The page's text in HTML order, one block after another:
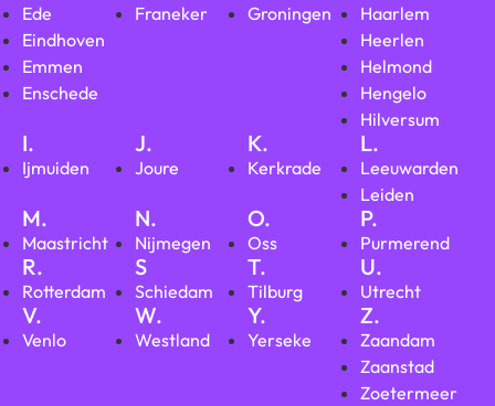
Ede
Eindhoven
Emmen
Enschede
Franeker Groningen
Haarlem
Heerlen
Helmond
Hengelo
Hilversum
I.
Ijmuiden
J.
Joure
K.
Kerkrade
L.
Leeuwarden
Leiden
M.
Maastricht
N.
Nijmegen
O.
Oss
P.
Purmerend
R.
Rotterdam
S
Schiedam
T.
Tilburg
U.
Utrecht
V.
Venlo
W.
Westland
Y.
Yerseke
Z.
Zaandam
Zaanstad
Zoetermeer